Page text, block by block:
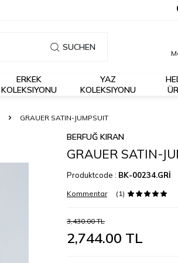
SUCHEN
ERKEK
KOLEKSIYONU
YAZ
KOLEKSIYONU
GRAUER SATIN-JUMPSUIT
BERFUĞ KIRAN
GRAUER SATIN-
Produktcode : BK-00234.GRİ
Kommentar (1)
3,430.00TL
2,744.00 TL